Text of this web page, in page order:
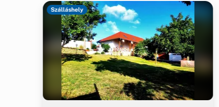
Szálláshely